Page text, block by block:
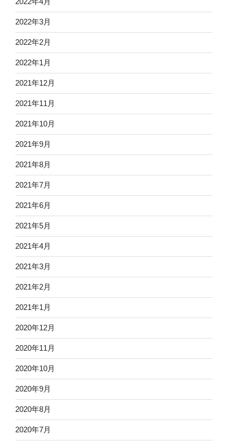
2022年3月
2022年2月
2022年1月
2021年12月
2021年11月
2021年10月
2021年9月
2021年8月
2021年7月
2021年6月
2021年5月
2021年4月
2021年3月
2021年2月
2021年1月
2020年12月
2020年11月
2020年10月
2020年9月
2020年8月
2020年7月